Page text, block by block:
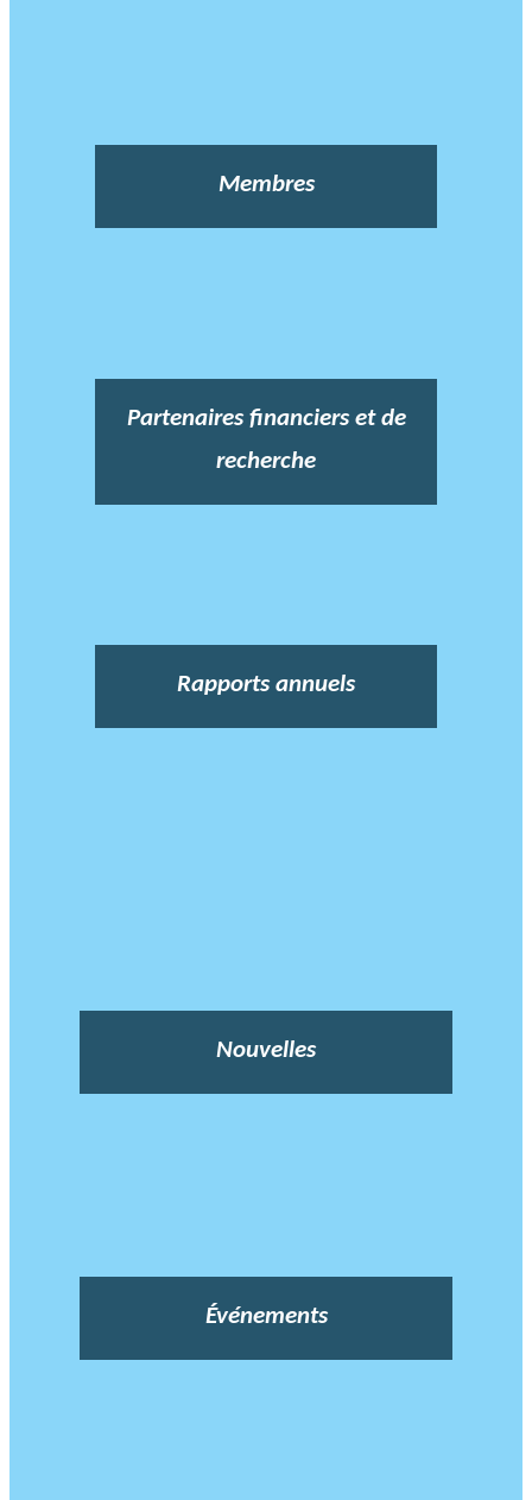
Membres
Partenaires financiers et de
recherche
Rapports annuels
Nouvelles
Événements